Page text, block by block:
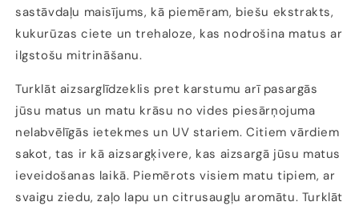
sastāvdaļu maisījums, kā piemēram, biešu ekstrakts,
kukurūzas ciete un trehaloze, kas nodrošina matus ar
ilgstošu mitrināšanu.
Turklāt aizsarglīdzeklis pret karstumu arī pasargās
jūsu matus un matu krāsu no vides piesārņojuma
nelabvēlīgās ietekmes un UV stariem. Citiem vārdiem
sakot, tas ir kā aizsargķivere, kas aizsargā jūsu matus
ieveidošanas laikā. Piemērots visiem matu tipiem, ar
svaigu ziedu, zaļo lapu un citrusaugļu aromātu. Turklāt